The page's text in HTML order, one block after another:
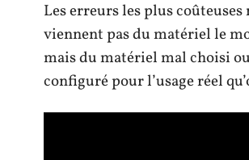
Les erreurs les plus coûteuses
viennent pas du matériel le
mais du matériel mal choisi
configuré pour l’usage réel